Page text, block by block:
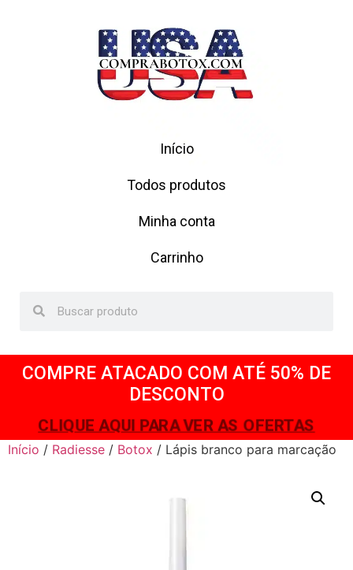
Início
Todos produtos
Minha conta
Carrinho
COMPRE ATACADO COM ATÉ 50% DE
DESCONTO
CLIQUE AQUI PARA VER AS OFERTAS
Início / Radiesse / Botox / Lápis branco para marcação